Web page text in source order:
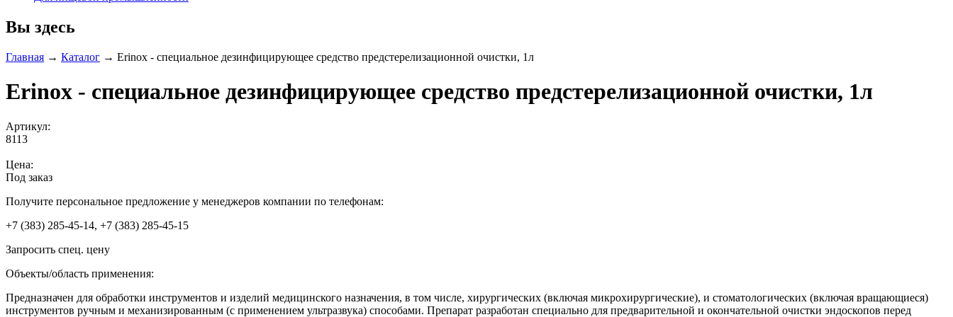
Вы здесь
Главная → Каталог → Erinox - специальное дезинфицирующее средство предстерелизационной очистки, 1л
Erinox - специальное дезинфицирующее средство предстерелизационной очистки, 1л
Артикул:
8113
Цена:
Под заказ
Получите персональное предложение у менеджеров компании по телефонам:
+7 (383) 285-45-14, +7 (383) 285-45-15
Запросить спец. цену
Объекты/область применения:
Предназначен для обработки инструментов и изделий медицинского назначения, в том числе, хирургических (включая микрохирургические), и стоматологических (включая вращающиеся)
инструментов ручным и механизированным (с применением ультразвука) способами. Препарат разработан специально для предварительной и окончательной очистки эндоскопов перед